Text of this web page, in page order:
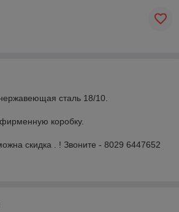
сталь 18/10.
коробку.
скидка . ! Звоните - 8029 6447652